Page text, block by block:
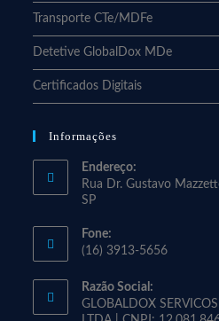
Transporte CTe/MDFe
Detetive GlobalDox MDe
Certificados Digitais
Informações
Endereço:
Rua Dr. Gustavo
SP
Fone:
(16) 3913-5656
Razão Social:
GLOBALDOX